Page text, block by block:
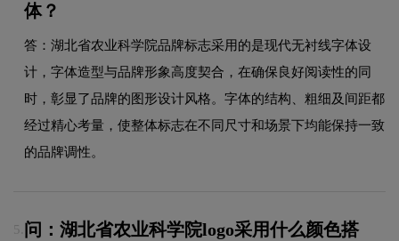
体？
答：湖北省农业科学院品牌标志采用的是现代无衬线字体设
计，字体造型与品牌形象高度契合，在确保良好阅读性的同
时，彰显了品牌的图形设计风格。字体的结构、粗细及间距都
经过精心考量，使整体标志在不同尺寸和场景下均能保持一致
的品牌调性。
5. 问：湖北省农业科学院logo采用什么颜色搭